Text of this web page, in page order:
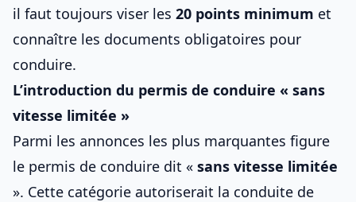
il faut toujours viser les 20 points minimum et
connaître les documents obligatoires pour
conduire.
L’introduction du permis de conduire « sans
vitesse limitée »
Parmi les annonces les plus marquantes figure
le permis de conduire dit « sans vitesse limitée
». Cette catégorie autoriserait la conduite de